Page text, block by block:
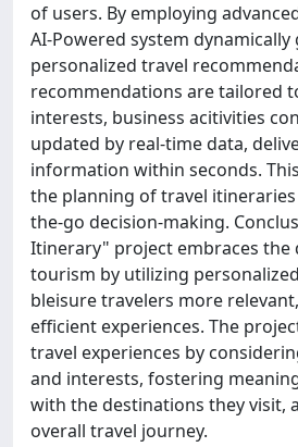
of users. By employing
AI-Powered system dynamically
personalized travel
recommendations are tailored
interests, business acitivities
updated by real-time data,
information within seconds.
the planning of travel
the-go decision-making.
Itinerary" project embraces the
tourism by utilizing
bleisure travelers more
efficient experiences. The
travel experiences by
and interests, fostering
with the destinations they visit,
overall travel journey.